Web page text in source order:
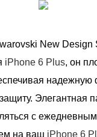
New Design
iPhone 6 Plus, он
надежную
Элегантная
с
на ваш iPhone 6